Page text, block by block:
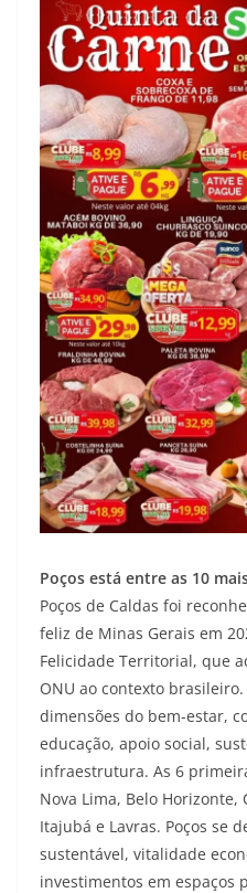
Poços está entre as 10
Poços de Caldas foi
feliz de Minas Gerais em
Felicidade Territorial, que
ONU ao contexto
dimensões do bem-estar,
educação, apoio social,
infraestrutura. As 6
Nova Lima, Belo
Itajubá e Lavras. Poços se
sustentável, vitalidade
investimentos em espaços